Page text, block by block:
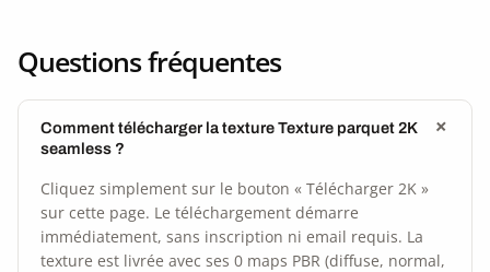
Questions fréquentes
Comment télécharger la texture Texture parquet 2K
seamless ?
Cliquez simplement sur le bouton « Télécharger 2K »
sur cette page. Le téléchargement démarre
immédiatement, sans inscription ni email requis. La
texture est livrée avec ses 0 maps PBR (diffuse, normal,